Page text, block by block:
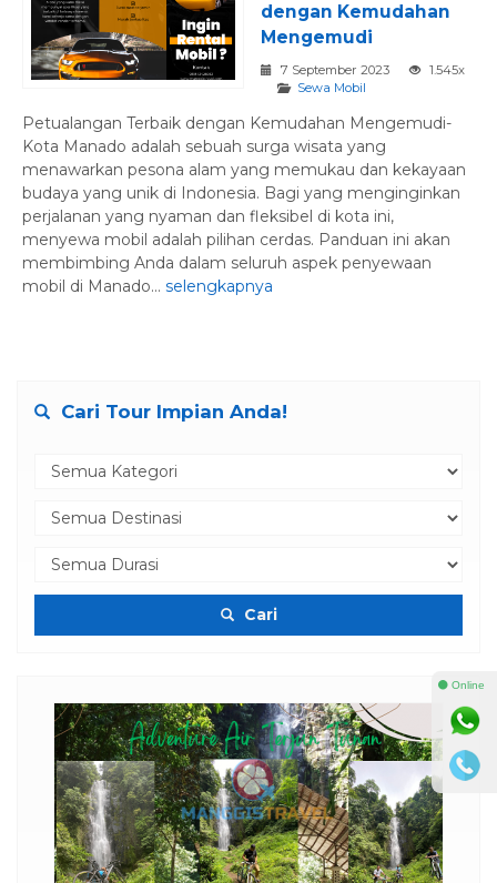
dengan Kemudahan
Mengemudi
7 September 2023
1.545x
Sewa Mobil
Petualangan Terbaik dengan Kemudahan Mengemudi-
Kota Manado adalah sebuah surga wisata yang
menawarkan pesona alam yang memukau dan kekayaan
budaya yang unik di Indonesia. Bagi yang menginginkan
perjalanan yang nyaman dan fleksibel di kota ini,
menyewa mobil adalah pilihan cerdas. Panduan ini akan
membimbing Anda dalam seluruh aspek penyewaan
mobil di Manado... selengkapnya
Cari Tour Impian Anda!
Cari
⚫ Online